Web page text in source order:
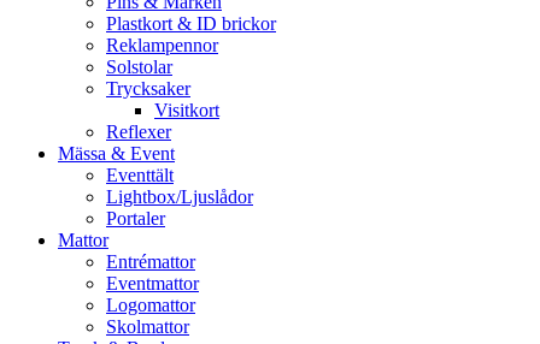
Plastkort & ID brickor
Reklampennor
Solstolar
Trycksaker
Visitkort
Reflexer
Mässa & Event
Eventtält
Lightbox/Ljuslådor
Portaler
Mattor
Entrémattor
Eventmattor
Logomattor
Skolmattor